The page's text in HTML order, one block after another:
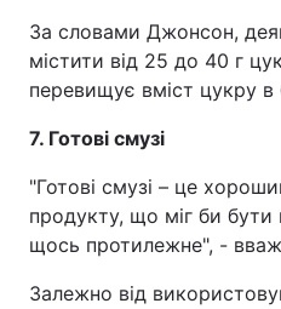
За словами Джонсон,
містити від 25 до 40 г
перевищує вміст цукру в
7. Готові смузі
"Готові смузі – це
продукту, що міг би
щось протилежне", -
Залежно від